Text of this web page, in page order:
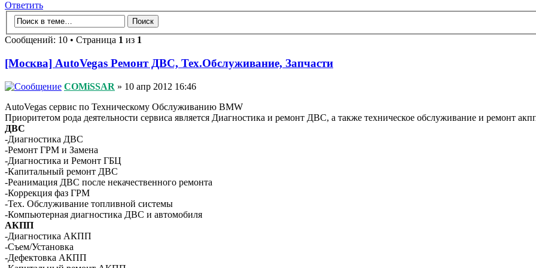
Ответить
Сообщений: 10 • Страница 1 из 1
[Москва] AutoVegas Ремонт ДВС, Тех.Обслуживание, Запчасти
COMiSSAR » 10 апр 2012 16:46
AutoVegas сервис по Техническому Обслуживанию BMW
Приоритетом рода деятельности сервиса является Диагностика и ремонт ДВС, а также техническое обслуживание и ремонт
ДВС
-Диагностика ДВС
-Ремонт ГРМ и Замена
-Диагностика и Ремонт ГБЦ
-Капитальный ремонт ДВС
-Реанимация ДВС после некачественного ремонта
-Коррекция фаз ГРМ
-Тех. Обслуживание топливной системы
-Компьютерная диагностика ДВС и автомобиля
АКПП
-Диагностика АКПП
-Съем/Установка
-Дефектовка АКПП